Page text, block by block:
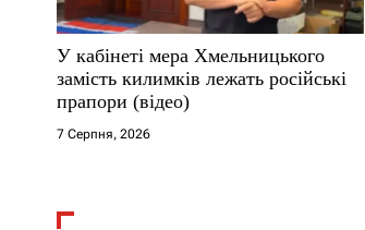
с
і
в
У кабінеті мера Хмельницького
замість килимків лежать російські
прапори (відео)
7 Серпня, 2026